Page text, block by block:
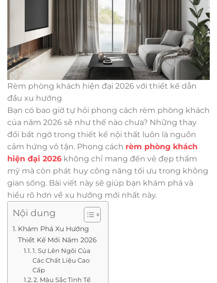
Rèm phòng khách hiện đại 2026 với thiết kế dẫn
đầu xu hướng
Bạn có bao giờ tự hỏi phong cách rèm phòng khách
của năm 2026 sẽ như thế nào chưa? Những thay
đổi bất ngờ trong thiết kế nội thất luôn là nguồn
cảm hứng vô tận. Phong cách rèm phòng khách
hiện đại 2026 không chỉ mang đến vẻ đẹp thẩm
mỹ mà còn phát huy công năng tối ưu trong không
gian sống. Bài viết này sẽ giúp bạn khám phá và
hiểu rõ hơn về xu hướng mới nhất này.
Nội dung
Khám Phá Xu Hướng
Thiết Kế Mới Năm 2026
1. Sự Lên Ngôi Của
Các Chất Liệu Cao
Cấp
2. Màu Sắc Tinh Tế